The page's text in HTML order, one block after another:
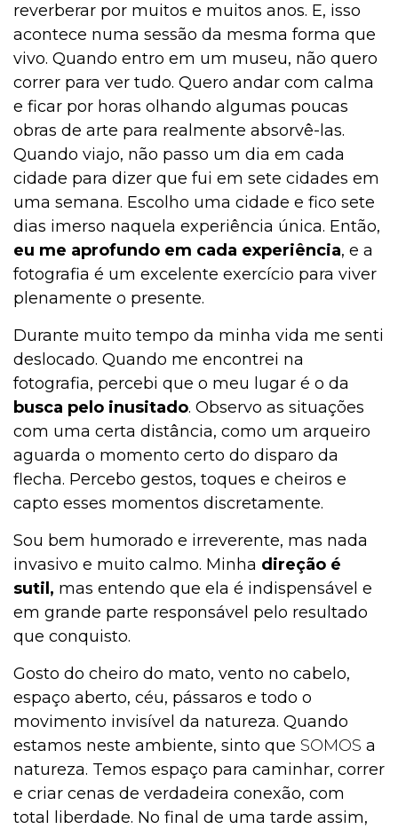
reverberar por muitos e muitos anos. E, isso
acontece numa sessão da mesma forma que
vivo. Quando entro em um museu, não quero
correr para ver tudo. Quero andar com calma
e ficar por horas olhando algumas poucas
obras de arte para realmente absorvê-las.
Quando viajo, não passo um dia em cada
cidade para dizer que fui em sete cidades em
uma semana. Escolho uma cidade e fico sete
dias imerso naquela experiência única. Então,
eu me aprofundo em cada experiência, e a
fotografia é um excelente exercício para viver
plenamente o presente.
Durante muito tempo da minha vida me senti
deslocado. Quando me encontrei na
fotografia, percebi que o meu lugar é o da
busca pelo inusitado. Observo as situações
com uma certa distância, como um arqueiro
aguarda o momento certo do disparo da
flecha. Percebo gestos, toques e cheiros e
capto esses momentos discretamente.
Sou bem humorado e irreverente, mas nada
invasivo e muito calmo. Minha direção é
sutil, mas entendo que ela é indispensável e
em grande parte responsável pelo resultado
que conquisto.
Gosto do cheiro do mato, vento no cabelo,
espaço aberto, céu, pássaros e todo o
movimento invisível da natureza. Quando
estamos neste ambiente, sinto que SOMOS a
natureza. Temos espaço para caminhar, correr
e criar cenas de verdadeira conexão, com
total liberdade. No final de uma tarde assim,